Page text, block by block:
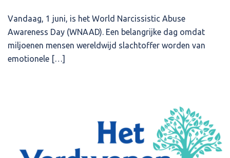
Vandaag, 1 juni, is het World Narcissistic Abuse
Awareness Day (WNAAD). Een belangrijke dag omdat
miljoenen mensen wereldwijd slachtoffer worden van
emotionele […]